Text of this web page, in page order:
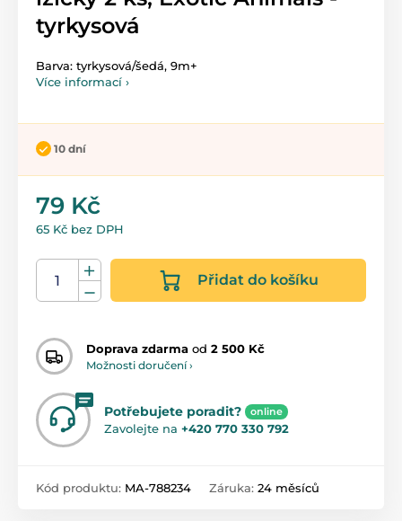
tyrkysová
Barva: tyrkysová/šedá, 9m+
Více informací ›
10 dní
79 Kč
65 Kč bez DPH
Přidat do košíku
Doprava zdarma od 2 500 Kč
Možnosti doručení ›
Potřebujete poradit? online
Zavolejte na +420 770 330 792
Kód produktu: MA-788234 Záruka: 24 měsíců